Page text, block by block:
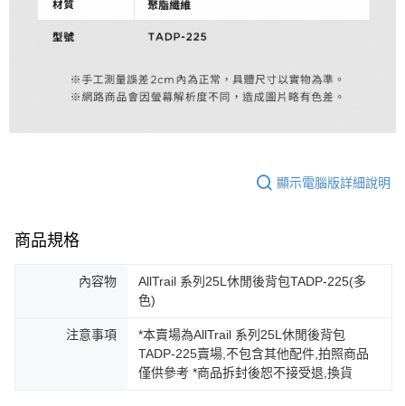
顯示電腦版詳細說明
商品規格
內容物
AllTrail 系列25L休閒後背包TADP-225(多
色)
注意事項
*本賣場為AllTrail 系列25L休閒後背包
TADP-225賣場,不包含其他配件,拍照商品
僅供參考 *商品拆封後恕不接受退,換貨